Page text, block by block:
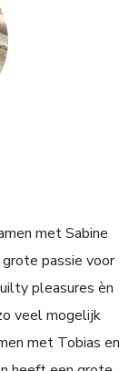
met Sabine
passie voor
pleasures èn
veel mogelijk
met Tobias en